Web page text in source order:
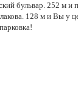
бульвар. 252 м и
128 м и Вы у